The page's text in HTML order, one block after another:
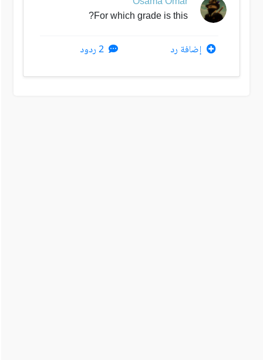
For which grade is this?
إضافة رد 2 ردود